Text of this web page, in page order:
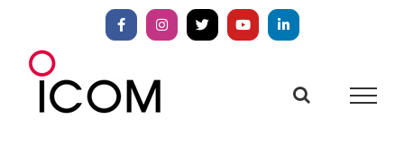
springen
FacebookInstagram
X YouTubeLinkedIn